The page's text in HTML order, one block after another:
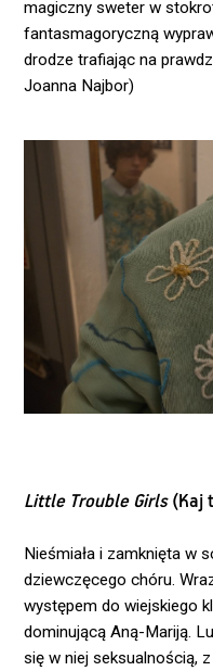
magiczny sweter w
fantasmagoryczną
drodze trafiając na
Joanna Najbor)
Little Trouble Girls (Kaj
Nieśmiała i zamknięta w
dziewczęcego chóru.
występem do wiejskiego
dominującą Aną-Mariją.
się w niej seksualnością,